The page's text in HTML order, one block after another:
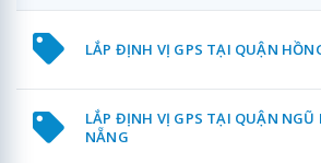
LẮP ĐỊNH VỊ GPS TẠI QUẬN
LẮP ĐỊNH VỊ GPS TẠI QUẬN
NẴNG